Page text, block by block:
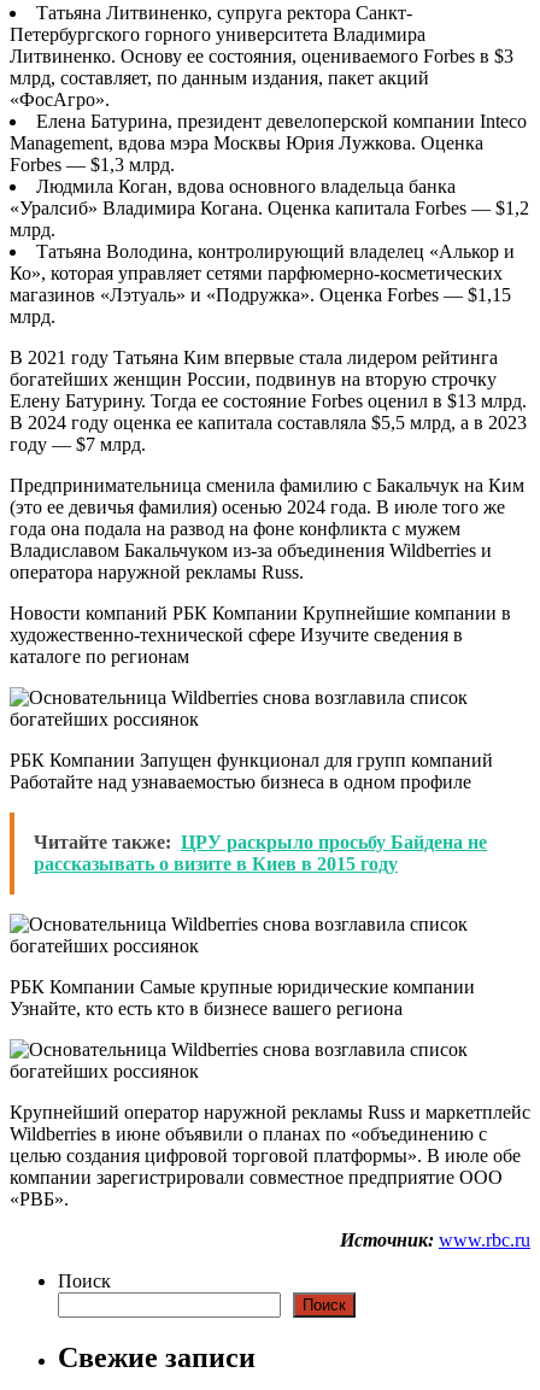
Татьяна Литвиненко, супруга ректора Санкт-
Петербургского горного университета Владимира
Литвиненко. Основу ее состояния, оцениваемого Forbes в $3
млрд, составляет, по данным издания, пакет акций
«ФосАгро».
Елена Батурина, президент девелоперской компании Inteco
Management, вдова мэра Москвы Юрия Лужкова. Оценка
Forbes — $1,3 млрд.
Людмила Коган, вдова основного владельца банка
«Уралсиб» Владимира Когана. Оценка капитала Forbes — $1,2
млрд.
Татьяна Володина, контролирующий владелец «Алькор и
Ко», которая управляет сетями парфюмерно-косметических
магазинов «Лэтуаль» и «Подружка». Оценка Forbes — $1,15
млрд.
В 2021 году Татьяна Ким впервые стала лидером рейтинга
богатейших женщин России, подвинув на вторую строчку
Елену Батурину. Тогда ее состояние Forbes оценил в $13 млрд.
В 2024 году оценка ее капитала составляла $5,5 млрд, а в 2023
году — $7 млрд.
Предпринимательница сменила фамилию с Бакальчук на Ким
(это ее девичья фамилия) осенью 2024 года. В июле того же
года она подала на развод на фоне конфликта с мужем
Владиславом Бакальчуком из-за объединения Wildberries и
оператора наружной рекламы Russ.
Новости компаний РБК Компании Крупнейшие компании в
художественно-технической сфере Изучите сведения в
каталоге по регионам
РБК Компании Запущен функционал для групп компаний
Работайте над узнаваемостью бизнеса в одном профиле
Читайте также: ЦРУ раскрыло просьбу Байдена не
рассказывать о визите в Киев в 2015 году
РБК Компании Самые крупные юридические компании
Узнайте, кто есть кто в бизнесе вашего региона
Крупнейший оператор наружной рекламы Russ и маркетплейс
Wildberries в июне объявили о планах по «объединению с
целью создания цифровой торговой платформы». В июле обе
компании зарегистрировали совместное предприятие ООО
«РВБ».
Источник: www.rbc.ru
Поиск
Поиск
Свежие записи